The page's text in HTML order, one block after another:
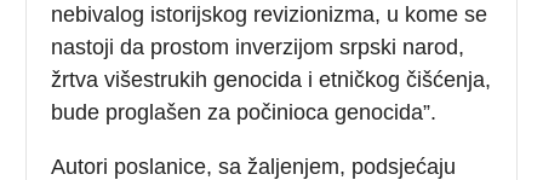
nebivalog istorijskog revizionizma, u kome se
nastoji da prostom inverzijom srpski narod,
žrtva višestrukih genocida i etničkog čišćenja,
bude proglašen za počinioca genocida”.
Autori poslanice, sa žaljenjem, podsjećaju